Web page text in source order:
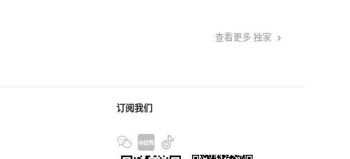
查看更多 独家 keyboard_arrow_right
订阅我们